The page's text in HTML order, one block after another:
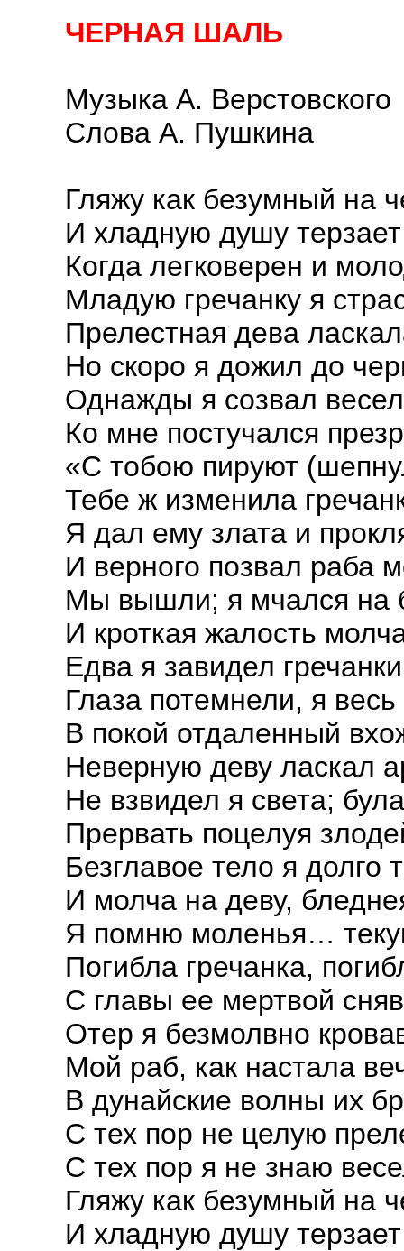
ЧЕРНАЯ ШАЛЬ
Музыка А. Верстовского
Слова А. Пушкина
Гляжу как безумный на
И хладную душу
Когда легковерен и
Младую гречанку я
Прелестная дева
Но скоро я дожил до
Однажды я созвал
Ко мне постучался
«С тобою пируют
Тебе ж изменила
Я дал ему злата и
И верного позвал раба
Мы вышли; я мчался на
И кроткая жалость
Едва я завидел
Глаза потемнели, я
В покой отдаленный
Неверную деву ласкал
Не взвидел я света;
Прервать поцелуя
Безглавое тело я долго
И молча на деву,
Я помню моленья…
Погибла гречанка,
С главы ее мертвой
Отер я безмолвно
Мой раб, как настала
В дунайские волны их
С тех пор не целую
С тех пор я не знаю
Гляжу как безумный на
И хладную душу